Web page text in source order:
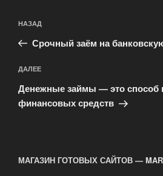
по
записям
Предыдущая
запись:
НАЗАД
Срочный заём на
Следующая
запись
ДАЛЕЕ
Денежные займы — это способ
финансовых средств
МАГАЗИН ГОТОВЫХ САЙТОВ —